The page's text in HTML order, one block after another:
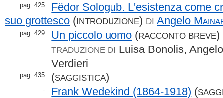
pag. 425
Fëdor Sologub. L'esistenza come
suo grottesco (INTRODUZIONE) DI Angelo
pag. 429 Un piccolo uomo (RACCONTO BREVE)
TRADUZIONE DI Luisa Bonolis,
Verdieri
pag. 435 (SAGGISTICA)
- Frank Wedekind (1864-1918) (